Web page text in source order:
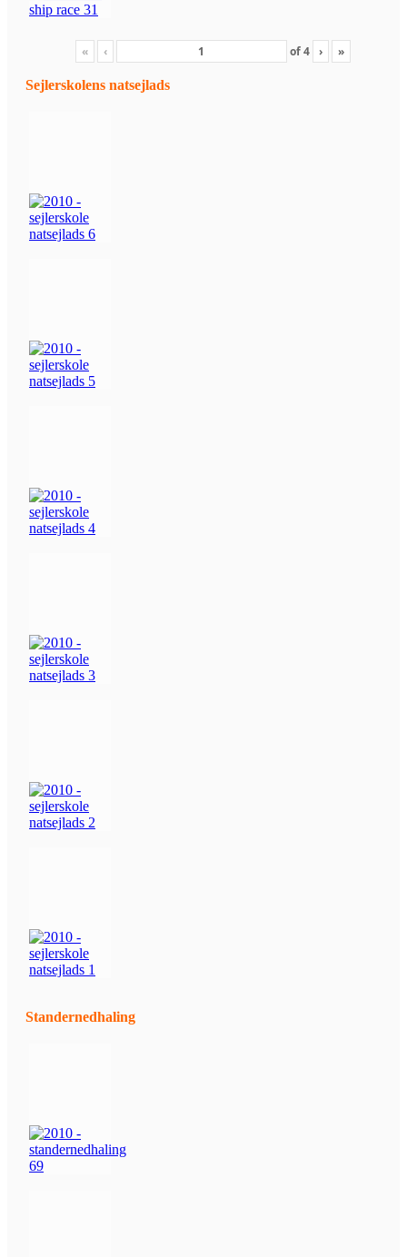
« ‹ of4 › »
Sejlerskolens natsejlads
Standernedhaling